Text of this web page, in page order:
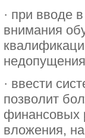
· при вводе
внимания
· ввести
позволит
финансовых
вложения,